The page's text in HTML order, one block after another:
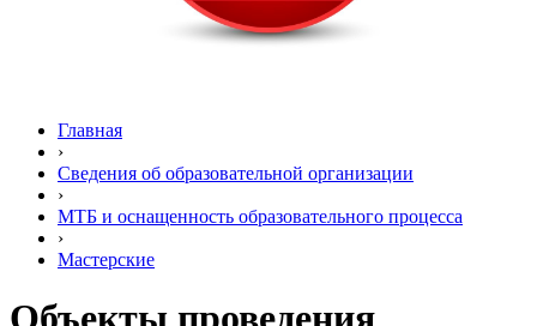
Главная
›
Сведения об образовательной организации
›
МТБ и оснащенность образовательного процесса
›
Мастерские